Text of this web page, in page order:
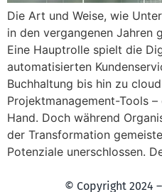
Die Art und Weise, wie
in den vergangenen Jahren
Eine Hauptrolle spielt die
automatisierten
Buchhaltung bis hin zu
Projektmanagement-Tools
Hand. Doch während
der Transformation
Potenziale unerschlossen.
© Copyright 2024 –